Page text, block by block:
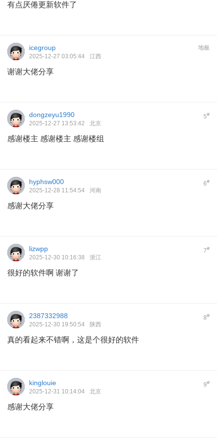
有点厌倦更新软件了
地板
icegroup
2025-12-27 03:05:44 江西
谢谢大佬分享
5#
dongzeyu1990
2025-12-27 13:53:42 北京
感谢楼主 感谢楼主 感谢楼组
6#
hyphsw000
2025-12-28 11:54:54 河南
感谢大佬分享
7#
lizwpp
2025-12-30 10:16:38 浙江
很好的软件啊 谢谢了
8#
2387332988
2025-12-30 19:50:54 陕西
真的看起来不错啊，这是个很好的软件
9#
kinglouie
2025-12-31 10:14:04 北京
感谢大佬分享